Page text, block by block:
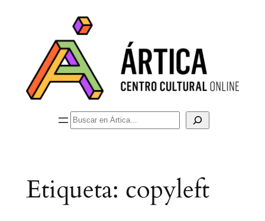
Buscar
Etiqueta: copyleft